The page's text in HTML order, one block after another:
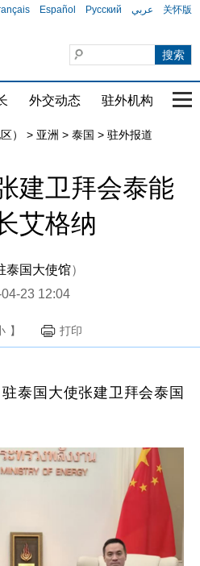
Español Русский عربي 关怀版
外交动态 驻外机构 国
） > 亚洲 > 泰国 > 驻外报道
建卫拜会泰能
艾格纳
泰国大使馆）
23 12:04
】 打印
泰国大使张建卫拜会泰国